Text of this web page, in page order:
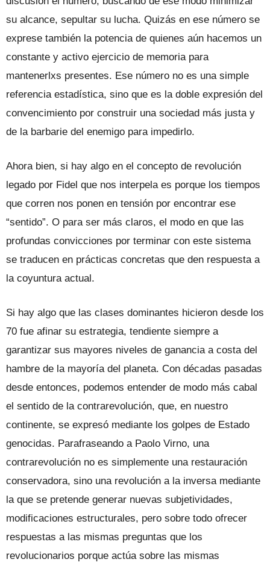
su alcance, sepultar su lucha. Quizás en ese número se
exprese también la potencia de quienes aún hacemos un
constante y activo ejercicio de memoria para
mantenerlxs presentes. Ese número no es una simple
referencia estadística, sino que es la doble expresión del
convencimiento por construir una sociedad más justa y
de la barbarie del enemigo para impedirlo.
Ahora bien, si hay algo en el concepto de revolución
legado por Fidel que nos interpela es porque los tiempos
que corren nos ponen en tensión por encontrar ese
“sentido”. O para ser más claros, el modo en que las
profundas convicciones por terminar con este sistema
se traducen en prácticas concretas que den respuesta a
la coyuntura actual.
Si hay algo que las clases dominantes hicieron desde los
70 fue afinar su estrategia, tendiente siempre a
garantizar sus mayores niveles de ganancia a costa del
hambre de la mayoría del planeta. Con décadas pasadas
desde entonces, podemos entender de modo más cabal
el sentido de la contrarevolución, que, en nuestro
continente, se expresó mediante los golpes de Estado
genocidas. Parafraseando a Paolo Virno, una
contrarevolución no es simplemente una restauración
conservadora, sino una revolución a la inversa mediante
la que se pretende generar nuevas subjetividades,
modificaciones estructurales, pero sobre todo ofrecer
respuestas a las mismas preguntas que los
revolucionarios porque actúa sobre las mismas